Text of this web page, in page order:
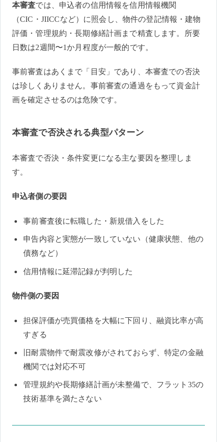
本審査では、申込者の信用情報を信用情報機関
（CIC・JIICCなど）に照会し、物件の登記情報・建物
評価・管理規約・長期修繕計画まで精査します。所要
日数は2週間〜1か月程度が一般的です。
事前審査はあくまで「目安」であり、本審査での否決
は珍しくありません。事前審査の通過をもって資金計
画を確定させるのは危険です。
本審査で否決される典型パターン
本審査で否決・条件変更になる主な要因を整理しま
す。
申込者側の要因
事前審査後に転職した・新規借入をした
申告内容と実態が一致していない（健康状態、他の
債務など）
信用情報に延滞記録が判明した
物件側の要因
担保評価が売買価格を大幅に下回り、融資比率が高
すぎる
旧耐震物件で耐震改修がされておらず、特定の金融
機関では対応不可
管理規約や長期修繕計画が未整備で、フラット35の
技術基準を満たさない